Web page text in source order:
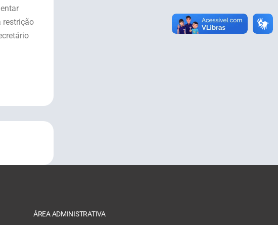
restrição
ÁREA ADMINISTRATIVA